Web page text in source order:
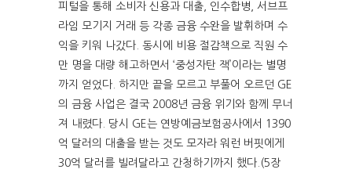
피털을 통해 소비자 신용과 대출, 인수합병, 서브프
라임 모기지 거래 등 각종 금융 수완을 발휘하며 수
익을 키워 나갔다. 동시에 비용 절감책으로 직원 수
만 명을 대량 해고하면서 ‘중성자탄 잭’이라는 별명
까지 얻었다. 하지만 끝을 모르고 부풀어 오르던 GE
의 금융 사업은 결국 2008년 금융 위기와 함께 무너
져 내렸다. 당시 GE는 연방예금보험공사에서 1390
억 달러의 대출을 받는 것도 모자라 워런 버핏에게
30억 달러를 빌려달라고 간청하기까지 했다.(5장